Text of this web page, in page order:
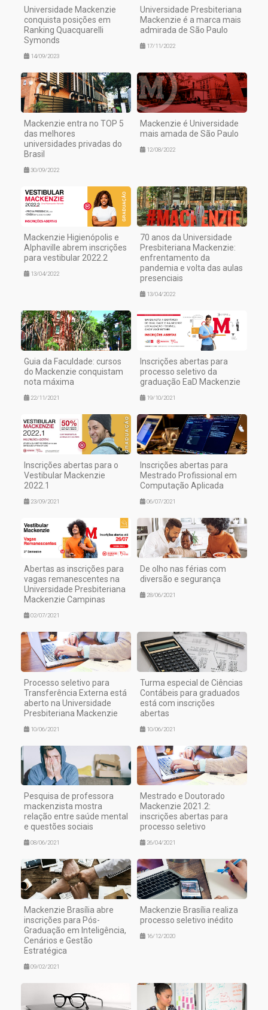
Universidade Mackenzie
conquista posições em
Ranking Quacquarelli
Symonds
14/09/2023
Universidade Presbiteriana
Mackenzie é a marca mais
admirada de São Paulo
17/11/2022
Mackenzie entra no TOP 5
das melhores
universidades privadas do
Brasil
30/09/2022
Mackenzie é Universidade
mais amada de São Paulo
12/08/2022
Mackenzie Higienópolis e
Alphaville abrem inscrições
para vestibular 2022.2
13/04/2022
70 anos da Universidade
Presbiteriana Mackenzie:
enfrentamento da
pandemia e volta das aulas
presenciais
13/04/2022
Guia da Faculdade: cursos
do Mackenzie conquistam
nota máxima
22/11/2021
Inscrições abertas para
processo seletivo da
graduação EaD Mackenzie
19/10/2021
Inscrições abertas para o
Vestibular Mackenzie
2022.1
23/09/2021
Inscrições abertas para
Mestrado Profissional em
Computação Aplicada
06/07/2021
Abertas as inscrições para
vagas remanescentes na
Universidade Presbiteriana
Mackenzie Campinas
02/07/2021
De olho nas férias com
diversão e segurança
28/06/2021
Processo seletivo para
Transferência Externa está
aberto na Universidade
Presbiteriana Mackenzie
10/06/2021
Turma especial de Ciências
Contábeis para graduados
está com inscrições
abertas
10/06/2021
Pesquisa de professora
mackenzista mostra
relação entre saúde mental
e questões sociais
08/06/2021
Mestrado e Doutorado
Mackenzie 2021.2:
inscrições abertas para
processo seletivo
26/04/2021
Mackenzie Brasília abre
inscrições para Pós-
Graduação em Inteligência,
Cenários e Gestão
Estratégica
09/02/2021
Mackenzie Brasília realiza
processo seletivo inédito
16/12/2020